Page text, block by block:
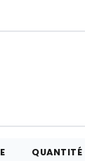
QUANTITÉ